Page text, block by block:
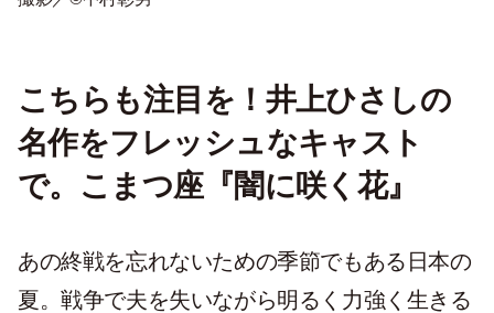
こちらも注目を！井上ひさしの
名作をフレッシュなキャスト
で。こまつ座『闇に咲く花』
あの終戦を忘れないための季節でもある日本の
夏。戦争で夫を失いながら明るく力強く生きる